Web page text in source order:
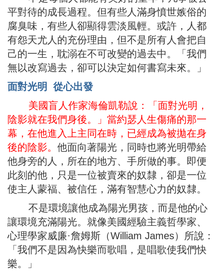
平對待的成長過程。但有些人滿身憤世嫉俗的
腐臭味，有些人卻顯得雲淡風輕。或許，人都
有怨天尤人的充份理由，但不是所有人會把自
己的一生，耽溺在不可改變的過去中。「我們
無以改寫過去，卻可以決定如何書寫未來。」
面對光明 從心出發
美國盲人作家海倫凱勒說：「面對光明，
陰影就在我們身後。」當約瑟人生傷痛的那一
幕，在他進入上主同在時，已經成為被拋在身
後的陰影。 他面向著陽光，同時也將光明帶給
他身旁的人，所在的地方、手所做的事。即便
此刻的他，只是一位被賣來的奴隸，卻是一位
使主人蒙福、被信任，滿有智慧心力的奴隸。
不是環境讓他成為陽光男孩，而是他的心
讓環境充滿陽光。就像美國經驗主義哲學家、
心理學家威廉·詹姆斯（William James）所說：
「我們不是因為快樂而歌唱，是唱歌使我們快
樂。」